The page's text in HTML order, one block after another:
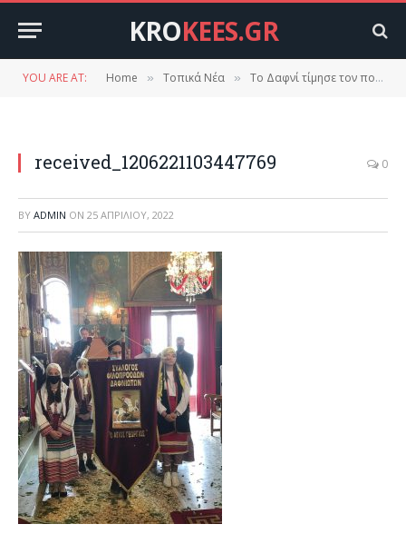
KROKEES.GR
YOU ARE AT: Home » Τοπικά Νέα » Το Δαφνί τίμησε τον πολιούχο του Άγιο Γεώργιο.
received_1206221103447769 0
BY ADMIN ON 25 ΑΠΡΙΛΊΟΥ, 2022